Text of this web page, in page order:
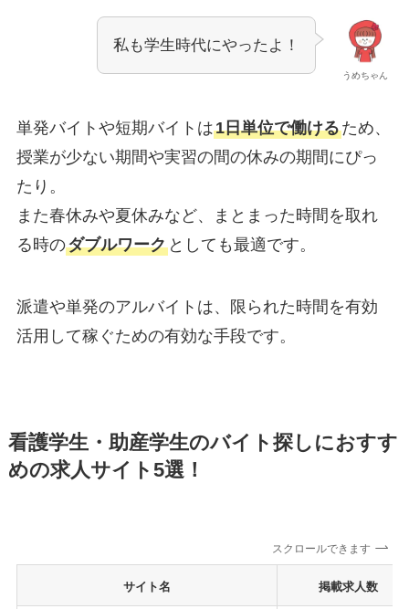
うめちゃん
私も学生時代にやったよ！
単発バイトや短期バイトは1日単位で働けるため、
授業が少ない期間や実習の間の休みの期間にぴっ
たり。
また春休みや夏休みなど、まとまった時間を取れ
る時のダブルワークとしても最適です。
派遣や単発のアルバイトは、限られた時間を有効
活用して稼ぐための有効な手段です。
看護学生・助産学生のバイト探しにおすす
めの求人サイト5選！
スクロールできます
サイト名 掲載求人数